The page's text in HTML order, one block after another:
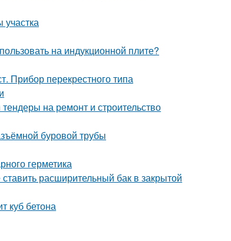
на индукционной плите?
Прибор перекрестного типа
на ремонт и строительство
буровой трубы
герметика
расширительный бак в закрытой
куб бетона